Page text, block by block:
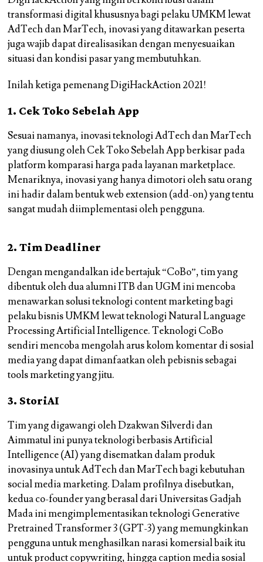
transformasi digital khususnya bagi pelaku UMKM lewat
AdTech dan MarTech, inovasi yang ditawarkan peserta
juga wajib dapat direalisasikan dengan menyesuaikan
situasi dan kondisi pasar yang membutuhkan.
Inilah ketiga pemenang DigiHackAction 2021!
1. Cek Toko Sebelah App
Sesuai namanya, inovasi teknologi AdTech dan MarTech
yang diusung oleh Cek Toko Sebelah App berkisar pada
platform komparasi harga pada layanan marketplace.
Menariknya, inovasi yang hanya dimotori oleh satu orang
ini hadir dalam bentuk web extension (add-on) yang tentu
sangat mudah diimplementasi oleh pengguna.
2. Tim Deadliner
Dengan mengandalkan ide bertajuk “CoBo”, tim yang
dibentuk oleh dua alumni ITB dan UGM ini mencoba
menawarkan solusi teknologi content marketing bagi
pelaku bisnis UMKM lewat teknologi Natural Language
Processing Artificial Intelligence. Teknologi CoBo
sendiri mencoba mengolah arus kolom komentar di sosial
media yang dapat dimanfaatkan oleh pebisnis sebagai
tools marketing yang jitu.
3. StoriAI
Tim yang digawangi oleh Dzakwan Silverdi dan
Aimmatul ini punya teknologi berbasis Artificial
Intelligence (AI) yang disematkan dalam produk
inovasinya untuk AdTech dan MarTech bagi kebutuhan
social media marketing. Dalam profilnya disebutkan,
kedua co-founder yang berasal dari Universitas Gadjah
Mada ini mengimplementasikan teknologi Generative
Pretrained Transformer 3 (GPT-3) yang memungkinkan
pengguna untuk menghasilkan narasi komersial baik itu
untuk product copywriting, hingga caption media sosial